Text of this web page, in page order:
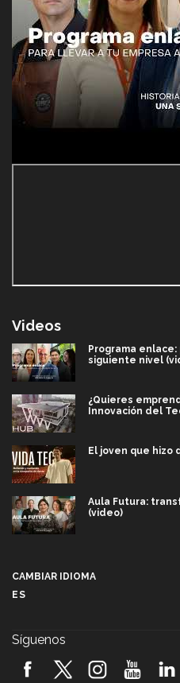
Videos
Programa
siguiente nivel
¿Quieres
Innovación del
El joven que hizo
Aula Futura:
(video)
2026! (video)
CAMBIAR IDIOMA
ES
Síguenos